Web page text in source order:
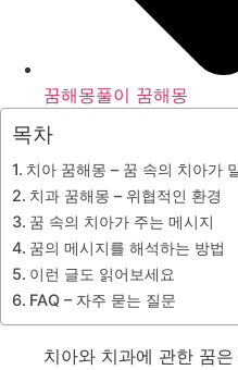
꿈해몽풀이 꿈해몽
목차
치아 꿈해몽 – 꿈 속의 치아가
치과 꿈해몽 – 위협적인 환경
꿈 속의 치아가 주는 메시지
꿈의 메시지를 해석하는 방법
이런 글도 읽어보세요
FAQ – 자주 묻는 질문
치아와 치과에 관한 꿈